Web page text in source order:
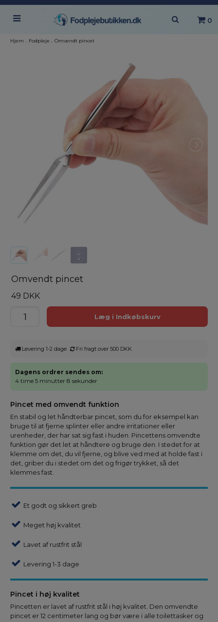
0
Hjem › Fodpleje › Omvendt pincet
Omvendt pincet
49 DKK
Levering 1-2 dage Fri fragt over 500 DKK
Dagens ordrer sendes om:
4 time 5 minutter 8 sekunder
Pincet med omvendt funktion
En stabil og let håndterbar pincet, som du for eksempel kan
bruge til at fjerne splinter eller andre irritationer eller
urenheder, der har sat sig fast i huden. Pincettens omvendte
funktion gør det let at håndtere og bruge den. I stedet for at
klemme om det, du vil fjerne, og blive ved med at holde fast i
det, griber du i stedet om det og frigør trykket, så det
klemmes fast.
Et godt og sikkert greb
Meget høj kvalitet
Lavet af rustfrit stål
Levering 1-3 dage
Pincet i høj kvalitet
Pincetten er lavet af rustfrit stål i høj kvalitet. Den omvendte
pincet er 12 centimeter lang og bør være i alle toilettasker og